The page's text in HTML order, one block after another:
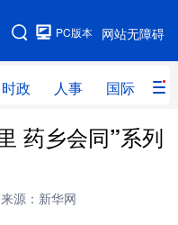
网站无障碍
PC版本
时政 人事 国际 财
时政 人事
全球连线
药乡会同”系列
来源：新华网